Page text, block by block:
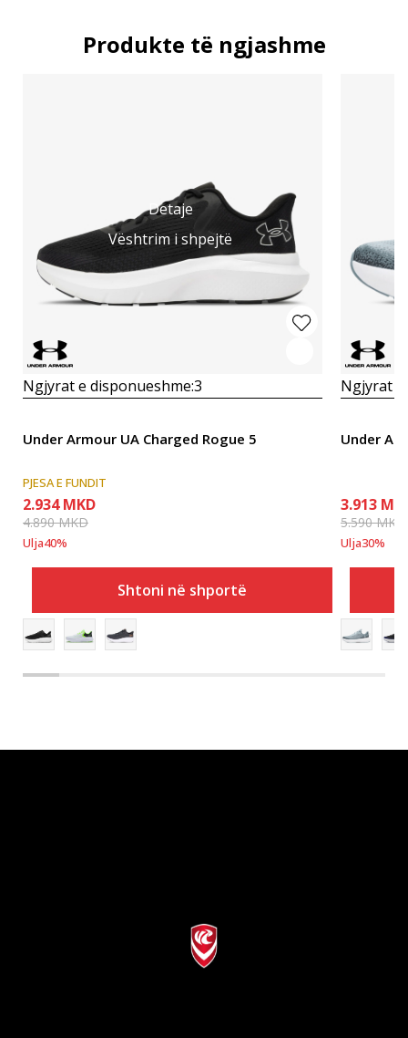
Produkte të ngjashme
Detaje
Vështrim i shpejtë
Ngjyrat e disponueshme:3
Under Armour UA Charged Rogue 5
PJESA E FUNDIT
2.934 MKD
4.890MKD
Ulja40%
Shtoni në shportë
Ngjyrat e
Under
3.913
5.590MKD
Ulja30%